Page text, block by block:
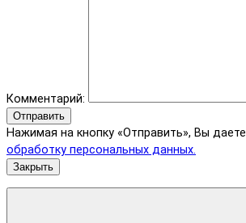
Комментарий:
Отправить
Нажимая на кнопку «Отправить», Вы даете
обработку персональных данных.
Закрыть